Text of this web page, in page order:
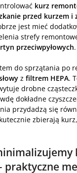
kurz
przed kurzem i
jest mieć
strefy
przeciwpyłowych.
do sprzątania po
z filtrem HEPA.
drobne
dokładne
przydadzą się
zbierają
praktyczne